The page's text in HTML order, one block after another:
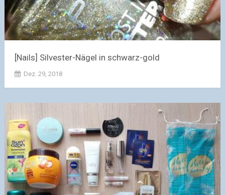
[Nails] Silvester-Nägel in schwarz-gold
Dez. 29, 2018